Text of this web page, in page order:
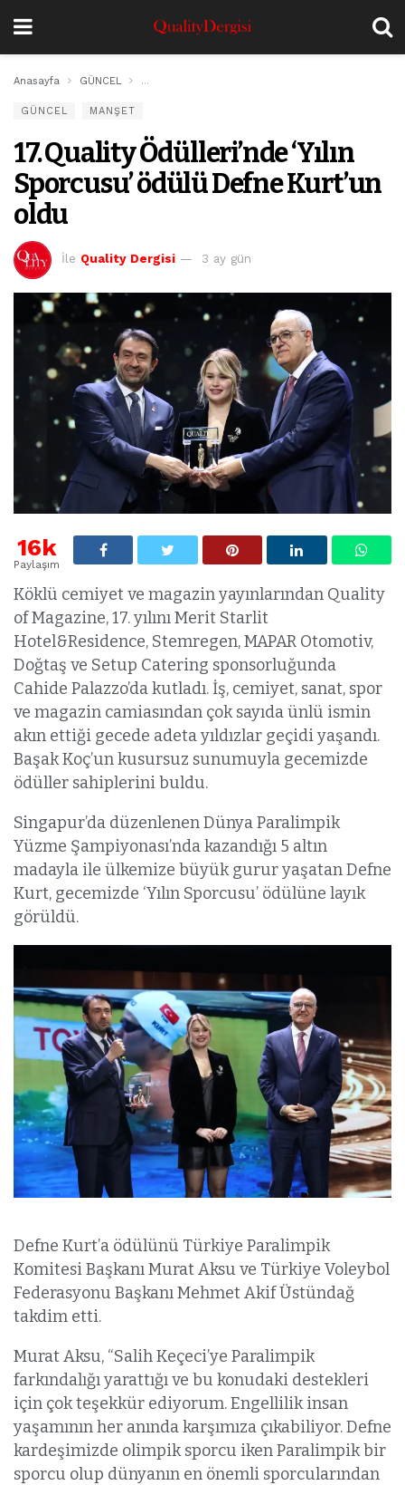
Anasayfa GÜNCEL 17. Quality Ödülleri’nde ‘Yılın Sporcusu’ ödülü
GÜNCEL MANŞET
17. Quality Ödülleri’nde ‘Yılın
Sporcusu’ ödülü Defne Kurt’un
oldu
İle Quality Dergisi 3 ay gün
16k
Paylaşım
Köklü cemiyet ve magazin yayınlarından Quality
of Magazine, 17. yılını Merit Starlit
Hotel&Residence, Stemregen, MAPAR Otomotiv,
Doğtaş ve Setup Catering sponsorluğunda
Cahide Palazzo’da kutladı. İş, cemiyet, sanat, spor
ve magazin camiasından çok sayıda ünlü ismin
akın ettiği gecede adeta yıldızlar geçidi yaşandı.
Başak Koç’un kusursuz sunumuyla gecemizde
ödüller sahiplerini buldu.
Singapur’da düzenlenen Dünya Paralimpik
Yüzme Şampiyonası’nda kazandığı 5 altın
madayla ile ülkemize büyük gurur yaşatan Defne
Kurt, gecemizde ‘Yılın Sporcusu’ ödülüne layık
görüldü.
Defne Kurt’a ödülünü Türkiye Paralimpik
Komitesi Başkanı Murat Aksu ve Türkiye Voleybol
Federasyonu Başkanı Mehmet Akif Üstündağ
takdim etti.
Murat Aksu, “Salih Keçeci’ye Paralimpik
farkındalığı yarattığı ve bu konudaki destekleri
için çok teşekkür ediyorum. Engellilik insan
yaşamının her anında karşımıza çıkabiliyor. Defne
kardeşimizde olimpik sporcu iken Paralimpik bir
sporcu olup dünyanın en önemli sporcularından